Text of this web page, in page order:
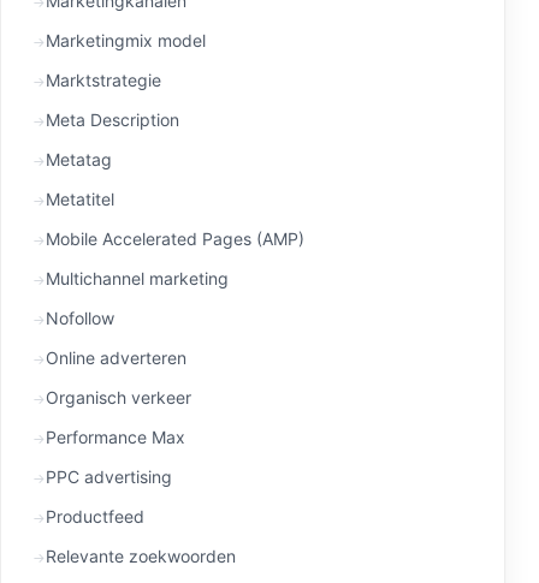
Marketingmix model
Marktstrategie
Meta Description
Metatag
Metatitel
Mobile Accelerated Pages (AMP)
Multichannel marketing
Nofollow
Online adverteren
Organisch verkeer
Performance Max
PPC advertising
Productfeed
Relevante zoekwoorden